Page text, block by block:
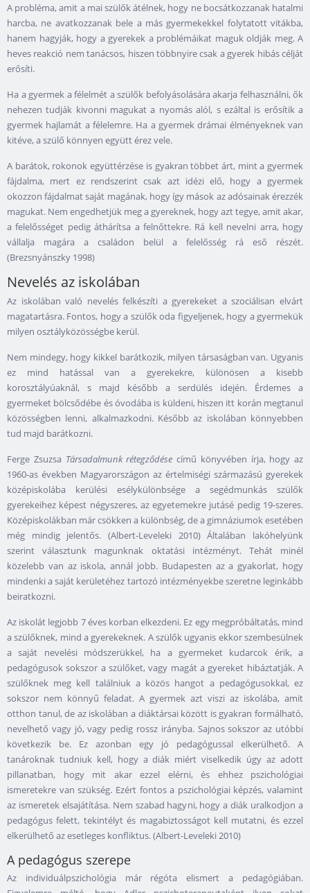
A probléma, amit a mai szülők átélnek, hogy ne bocsátkozzanak hatalmi
harcba, ne avatkozzanak bele a más gyermekekkel folytatott vitákba,
hanem hagyják, hogy a gyerekek a problémáikat maguk oldják meg. A
heves reakció nem tanácsos, hiszen többnyire csak a gyerek hibás célját
erősíti.
Ha a gyermek a félelmét a szülők befolyásolására akarja felhasználni, ők
nehezen tudják kivonni magukat a nyomás alól, s ezáltal is erősítik a
gyermek hajlamát a félelemre. Ha a gyermek drámai élményeknek van
kitéve, a szülő könnyen együtt érez vele.
A barátok, rokonok együttérzése is gyakran többet árt, mint a gyermek
fájdalma, mert ez rendszerint csak azt idézi elő, hogy a gyermek
okozzon fájdalmat saját magának, hogy így mások az adósainak érezzék
magukat. Nem engedhetjük meg a gyereknek, hogy azt tegye, amit akar,
a felelősséget pedig áthárítsa a felnőttekre. Rá kell nevelni arra, hogy
vállalja magára a családon belül a felelősség rá eső részét.
(Brezsnyánszky 1998)
Nevelés az iskolában
Az iskolában való nevelés felkészíti a gyerekeket a szociálisan elvárt
magatartásra. Fontos, hogy a szülők oda figyeljenek, hogy a gyermekük
milyen osztályközösségbe kerül.
Nem mindegy, hogy kikkel barátkozik, milyen társaságban van. Ugyanis
ez mind hatással van a gyerekekre, különösen a kisebb
korosztályúaknál, s majd később a serdülés idején. Érdemes a
gyermeket bölcsődébe és óvodába is küldeni, hiszen itt korán megtanul
közösségben lenni, alkalmazkodni. Később az iskolában könnyebben
tud majd barátkozni.
Ferge Zsuzsa Társadalmunk rétegződése című könyvében írja, hogy az
1960-as években Magyarországon az értelmiségi származású gyerekek
középiskolába kerülési esélykülönbsége a segédmunkás szülők
gyerekeihez képest négyszeres, az egyetemekre jutásé pedig 19-szeres.
Középiskolákban már csökken a különbség, de a gimnáziumok esetében
még mindig jelentős. (Albert-Leveleki 2010) Általában lakóhelyünk
szerint választunk magunknak oktatási intézményt. Tehát minél
közelebb van az iskola, annál jobb. Budapesten az a gyakorlat, hogy
mindenki a saját kerületéhez tartozó intézményekbe szeretne leginkább
beiratkozni.
Az iskolát legjobb 7 éves korban elkezdeni. Ez egy megpróbáltatás, mind
a szülőknek, mind a gyerekeknek. A szülők ugyanis ekkor szembesülnek
a saját nevelési módszerükkel, ha a gyermeket kudarcok érik, a
pedagógusok sokszor a szülőket, vagy magát a gyereket hibáztatják. A
szülőknek meg kell találniuk a közös hangot a pedagógusokkal, ez
sokszor nem könnyű feladat. A gyermek azt viszi az iskolába, amit
otthon tanul, de az iskolában a diáktársai között is gyakran formálható,
nevelhető vagy jó, vagy pedig rossz irányba. Sajnos sokszor az utóbbi
következik be. Ez azonban egy jó pedagógussal elkerülhető. A
tanároknak tudniuk kell, hogy a diák miért viselkedik úgy az adott
pillanatban, hogy mit akar ezzel elérni, és ehhez pszichológiai
ismeretekre van szükség. Ezért fontos a pszichológiai képzés, valamint
az ismeretek elsajátítása. Nem szabad hagyni, hogy a diák uralkodjon a
pedagógus felett, tekintélyt és magabiztosságot kell mutatni, és ezzel
elkerülhető az esetleges konfliktus. (Albert-Leveleki 2010)
A pedagógus szerepe
Az individuálpszichológia már régóta elismert a pedagógiában.